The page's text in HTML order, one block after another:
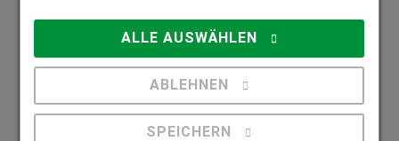
ALLE AUSWÄHLEN
ABLEHNEN
SPEICHERN